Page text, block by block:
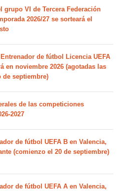
grupo VI de Tercera Federación
2026/27 se sorteará el
de fútbol Licencia UEFA
en noviembre 2026 (agotadas las
de septiembre)
de las competiciones
2027
de fútbol UEFA B en Valencia,
(comienzo el 20 de septiembre)
de fútbol UEFA A en Valencia,